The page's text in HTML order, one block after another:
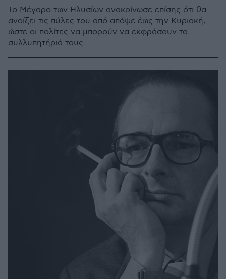
Το Μέγαρο των Ηλυσίων ανακοίνωσε επίσης ότι θα
ανοίξει τις πύλες του από απόψε έως την Κυριακή,
ώστε οι πολίτες να μπορούν να εκφράσουν τα
συλλυπητήριά τους